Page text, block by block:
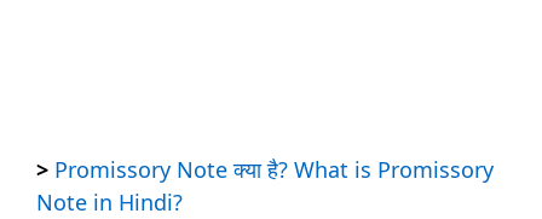
> Promissory Note क्या है? What is Promissory
Note in Hindi?